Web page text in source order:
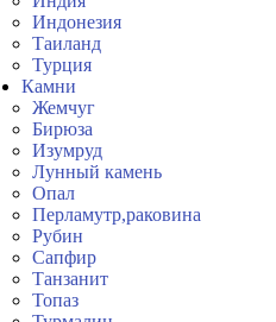
Индонезия
Таиланд
Турция
Камни
Жемчуг
Бирюза
Изумруд
Лунный камень
Опал
Перламутр,раковина
Рубин
Сапфир
Танзанит
Топаз